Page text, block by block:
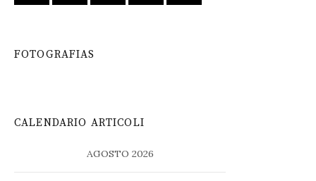
FOTOGRAFIAS
CALENDARIO ARTICOLI
AGOSTO 2026